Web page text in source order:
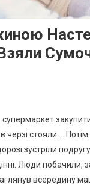
черзі стояли …
зустріли
Люди побачили,
всередину